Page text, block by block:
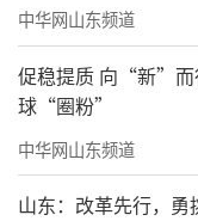
中华网山东频道
促稳提质 向“新”
球“圈粉”
中华网山东频道
山东：改革先行，